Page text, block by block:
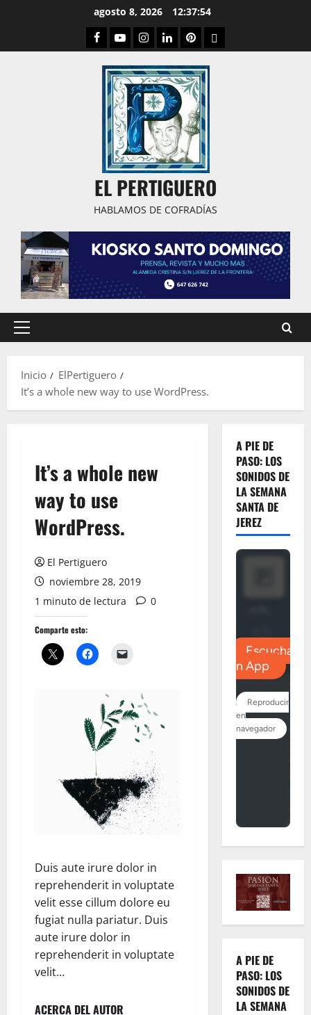
agosto 8, 2026 12:37:55
Facebook
YoutubeInstagram
LinkedPinterestDribbble
EL PERTIGUERO
HABLAMOS DE COFRADÍAS
Menú
Inicio
ElPertiguero
It’s a whole new way to use WordPress.
It’s a whole new
way to use
WordPress.
El Pertiguero
noviembre 28, 2019
1 minuto de lectura
0
Comparte esto:
Duis aute irure dolor in
reprehenderit in voluptate
velit esse cillum dolore eu
fugiat nulla pariatur. Duis
aute irure dolor in
reprehenderit in voluptate
velit…
ACERCA DEL AUTOR
A PIE DE
PASO: LOS
SONIDOS DE
LA SEMANA
SANTA DE
JEREZ
A PIE DE
PASO: LOS
SONIDOS DE
LA SEMANA